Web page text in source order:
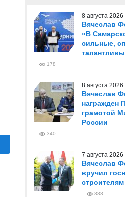
8 августа 2026
Вячеслав
«В
сильные,
178
8 августа 2026
Вячеслав
награжден
грамотой
России
340
7 августа 2026
Вячеслав
вручил
888